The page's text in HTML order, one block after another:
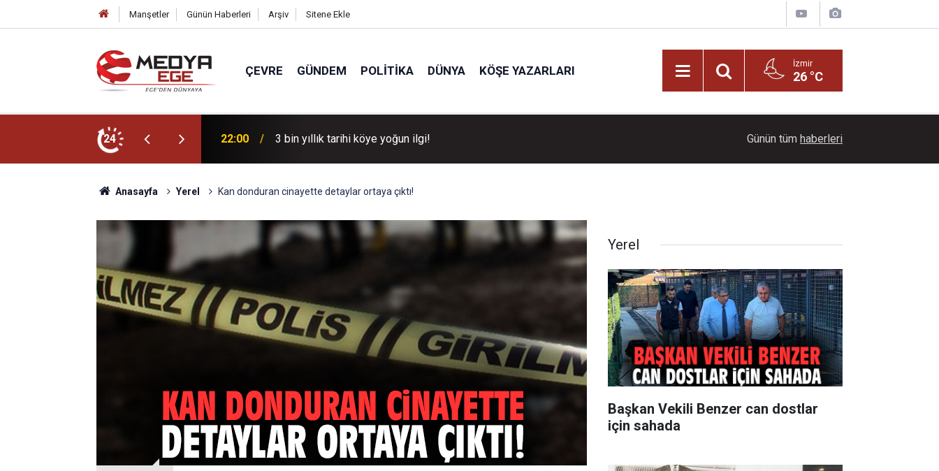
Manşetler Günün Haberleri Arşiv Sitene Ekle
ÇEVRE GÜNDEM POLITIKA DÜNYA KÖŞE YAZARLARI İzmir
26 °C
24 22:00 3 bin yıllık tarihi köye yoğun ilgi! Başkan İlkay Çiçek tutuklandı!
Günün tüm haberleri
Anasayfa Yerel Kan donduran cinayette detaylar ortaya çıktı!
Yerel
Başkan Vekili Benzer can dostlar
için sahada